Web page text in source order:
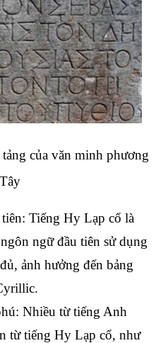
của văn minh phương
Tây
Tiếng Hy Lạp cổ là
ngữ đầu tiên sử dụng
ảnh hưởng đến bảng
Nhiều từ tiếng Anh
từ tiếng Hy Lạp cổ, như